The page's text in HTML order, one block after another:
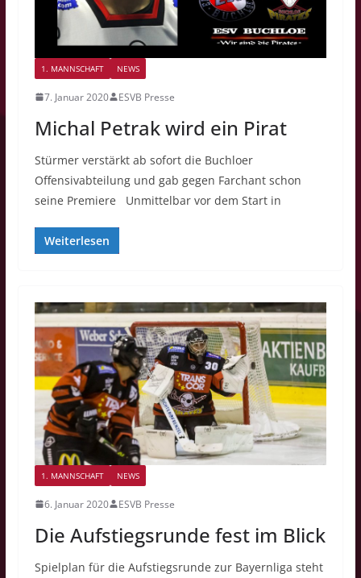
1. MANNSCHAFT NEWS
7. Januar 2020 ESVB Presse
Michal Petrak wird ein Pirat
Stürmer verstärkt ab sofort die Buchloer
Offensivabteilung und gab gegen Farchant schon
seine Premiere Unmittelbar vor dem Start in
Weiterlesen
1. MANNSCHAFT NEWS
6. Januar 2020 ESVB Presse
Die Aufstiegsrunde fest im Blick
Spielplan für die Aufstiegsrunde zur Bayernliga steht